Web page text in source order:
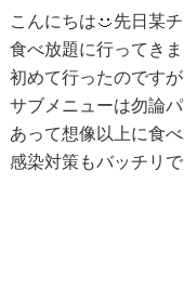
こんにちは
先日某
食べ放題に行ってき
初めて行ったのです
サブメニューは勿論
あって想像以上に食
感染対策もバッチリ